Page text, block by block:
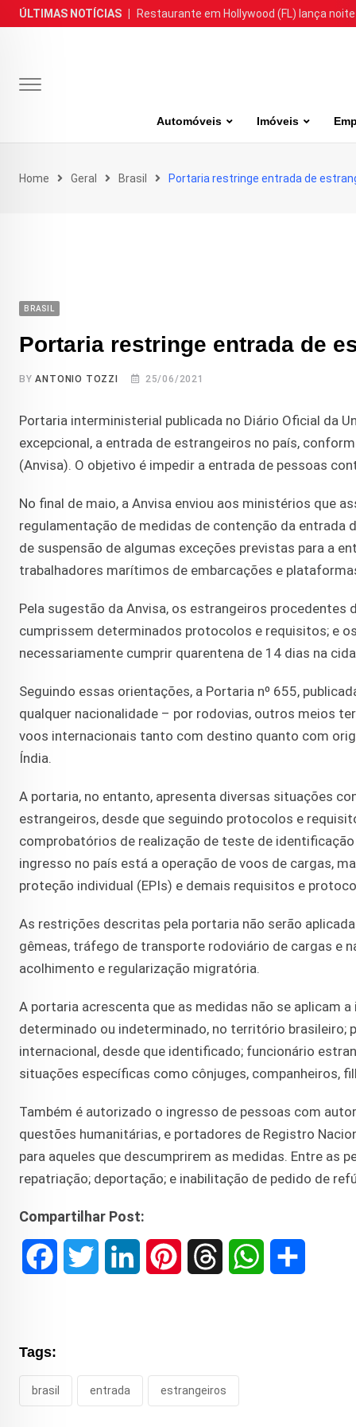
Skip
to
ÚLTIMAS NOTÍCIAS Restaurante em Hollywood (FL) lança
Automóveis Imóveis
Home Geral Brasil Portaria restringe entrada de
BRASIL
Portaria restringe entrada de
BYANTONIO TOZZI 25/06/2021
Portaria interministerial publicada no Diário Oficial da
excepcional, a entrada de estrangeiros no país,
(Anvisa). O objetivo é impedir a entrada de pessoas
No final de maio, a Anvisa enviou aos ministérios que
regulamentação de medidas de contenção da entrada
de suspensão de algumas exceções previstas para a
trabalhadores marítimos de embarcações e
Pela sugestão da Anvisa, os estrangeiros
cumprissem determinados protocolos e requisitos; e
necessariamente cumprir quarentena de 14 dias na
Seguindo essas orientações, a Portaria nº 655,
qualquer nacionalidade – por rodovias, outros meios
voos internacionais tanto com destino quanto com
Índia.
A portaria, no entanto, apresenta diversas situações
estrangeiros, desde que seguindo protocolos e
comprobatórios de realização de teste de
ingresso no país está a operação de voos de cargas,
proteção individual (EPIs) e demais requisitos e
As restrições descritas pela portaria não serão
gêmeas, tráfego de transporte rodoviário de cargas e
acolhimento e regularização migratória.
A portaria acrescenta que as medidas não se aplicam
determinado ou indeterminado, no território
internacional, desde que identificado; funcionário
situações específicas como cônjuges, companheiros,
Também é autorizado o ingresso de pessoas com
questões humanitárias, e portadores de Registro
para aqueles que descumprirem as medidas. Entre as
repatriação; deportação; e inabilitação de pedido de
Compartilhar Post:
b t e a
Tags:
brasil entrada estrangeiros